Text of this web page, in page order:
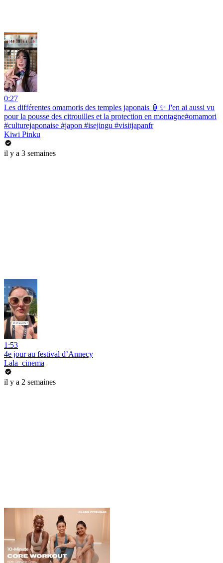
0:27
Les différentes omamoris des temples japonais 🏮✨ J'en ai aussi vu
pour la pousse des citrouilles et la protection en montagne#omamori
#culturejaponaise #japon #isejingu #visitjapanfr
Kiwi Pinku
il y a 3 semaines
1:53
4e jour au festival d’Annecy
Lala_cinema
il y a 2 semaines